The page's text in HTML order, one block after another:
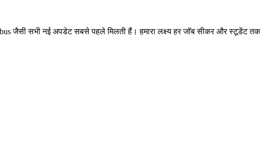
जैसी सभी नई अपडेट सबसे पहले मिलती हैं। हमारा लक्ष्य हर जॉब सीकर और स्टूडेंट तक